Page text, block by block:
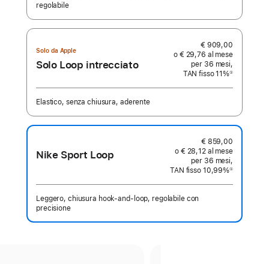
regolabile
Solo da Apple
Solo Loop intrecciato
€ 909,00
o € 29,76 al mese
per 36 mesi,
TAN fisso 11%①
Elastico, senza chiusura, aderente
Nike Sport Loop
€ 859,00
o € 28,12 al mese
per 36 mesi,
TAN fisso 10,99%①
Leggero, chiusura hook‑and‑loop, regolabile con
precisione